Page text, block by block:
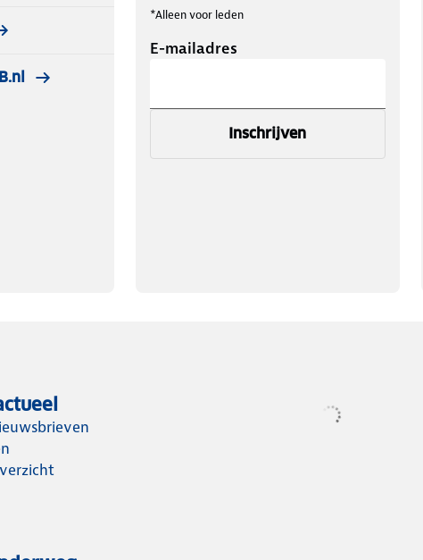
*Alleen voor leden
E-mailadres
Inschrijven